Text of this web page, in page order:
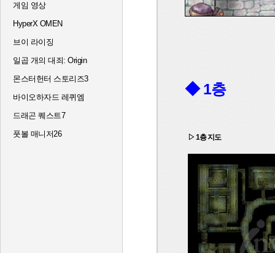
게임 영상
HyperX OMEN
브이 라이징
일곱 개의 대죄: Origin
몬스터헌터 스토리즈3
바이오하자드 레퀴엠
드래곤 퀘스트7
풋볼 매니저26
◆ 1층
▷ 1층 지도